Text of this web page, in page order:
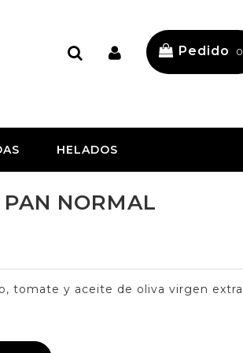
Pedido 0
HELADOS
NORMAL
tomate y aceite de oliva virgen extra